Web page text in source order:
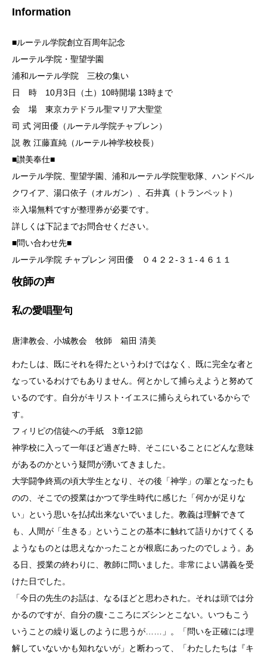
Information
■ルーテル学院創立百周年記念
ルーテル学院・聖望学園
浦和ルーテル学院 三校の集い
日 時 10月3日（土）10時開場 13時まで
会 場 東京カテドラル聖マリア大聖堂
司 式 河田優（ルーテル学院チャプレン）
説 教 江藤直純（ルーテル神学校校長）
■讃美奉仕■
ルーテル学院、聖望学園、浦和ルーテル学院聖歌隊、ハンドベル
クワイア、湯口依子（オルガン）、石井真（トランペット）
※入場無料ですが整理券が必要です。
詳しくは下記までお問合せください。
■問い合わせ先■
ルーテル学院 チャプレン 河田優 ０４２２-３１-４６１１
牧師の声
私の愛唱聖句
唐津教会、小城教会 牧師 箱田 清美
わたしは、既にそれを得たというわけではなく、既に完全な者と
なっているわけでもありません。何とかして捕らえようと努めて
いるのです。自分がキリスト･イエスに捕らえられているからで
す。
フィリピの信徒への手紙 3章12節
神学校に入って一年ほど過ぎた時、そこにいることにどんな意味
があるのかという疑問が湧いてきました。
大学闘争終焉の頃大学生となり、その後「神学」の輩となったも
のの、そこでの授業はかつて学生時代に感じた「何かが足りな
い」という思いを払拭出来ないでいました。教義は理解できて
も、人間が「生きる」ということの基本に触れて語りかけてくる
ようなものとは思えなかったことが根底にあったのでしょう。あ
る日、授業の終わりに、教師に問いました。非常によい講義を受
けた日でした。
「今日の先生のお話は、なるほどと思わされた。それは頭では分
かるのですが、自分の腹･こころにズシンとこない。いつもこう
いうことの繰り返しのように思うが……」。「問いを正確には理
解していないかも知れないが」と断わって、「わたしたちは『キ